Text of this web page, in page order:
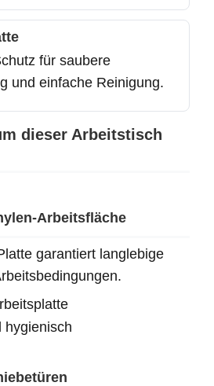
für saubere
und einfache Reinigung.
dieser Arbeitstisch
Arbeitsfläche
garantiert langlebige
hygienisch